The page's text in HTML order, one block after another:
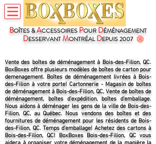
BOÎTES &ACCESSOIRES POUR DÉMÉNAGEMENT
DESSERVANTMONTRÉALDEPUIS 2007
Vente des boîtes de déménagement à Bois-des-Filion, QC.
BoxBoxes offre plusieurs modèles de boîtes de carton pour
demenagement. Boîtes de déménagement livrées à Bois-
des-Filion à votre porte! Cartonnerie - Magasin de boîtes
de déménagement à Bois-des-Filion, QC, Vente de boîtes de
déménagement, boîtes d'expédition, boîtes d'emballage.
Nous aidons à déménager les gens de la ville de Bois-des-
Filion, QC, au Québec. Nous vendons des boîtes et des
fournitures de déménagement pour les résidents de Bois-
des-Filion, QC. Temps d'emballage! Achetez des cartons à
Bois-des-Filion, QC! BoxBoxes Bois-des-Filion, QC vous